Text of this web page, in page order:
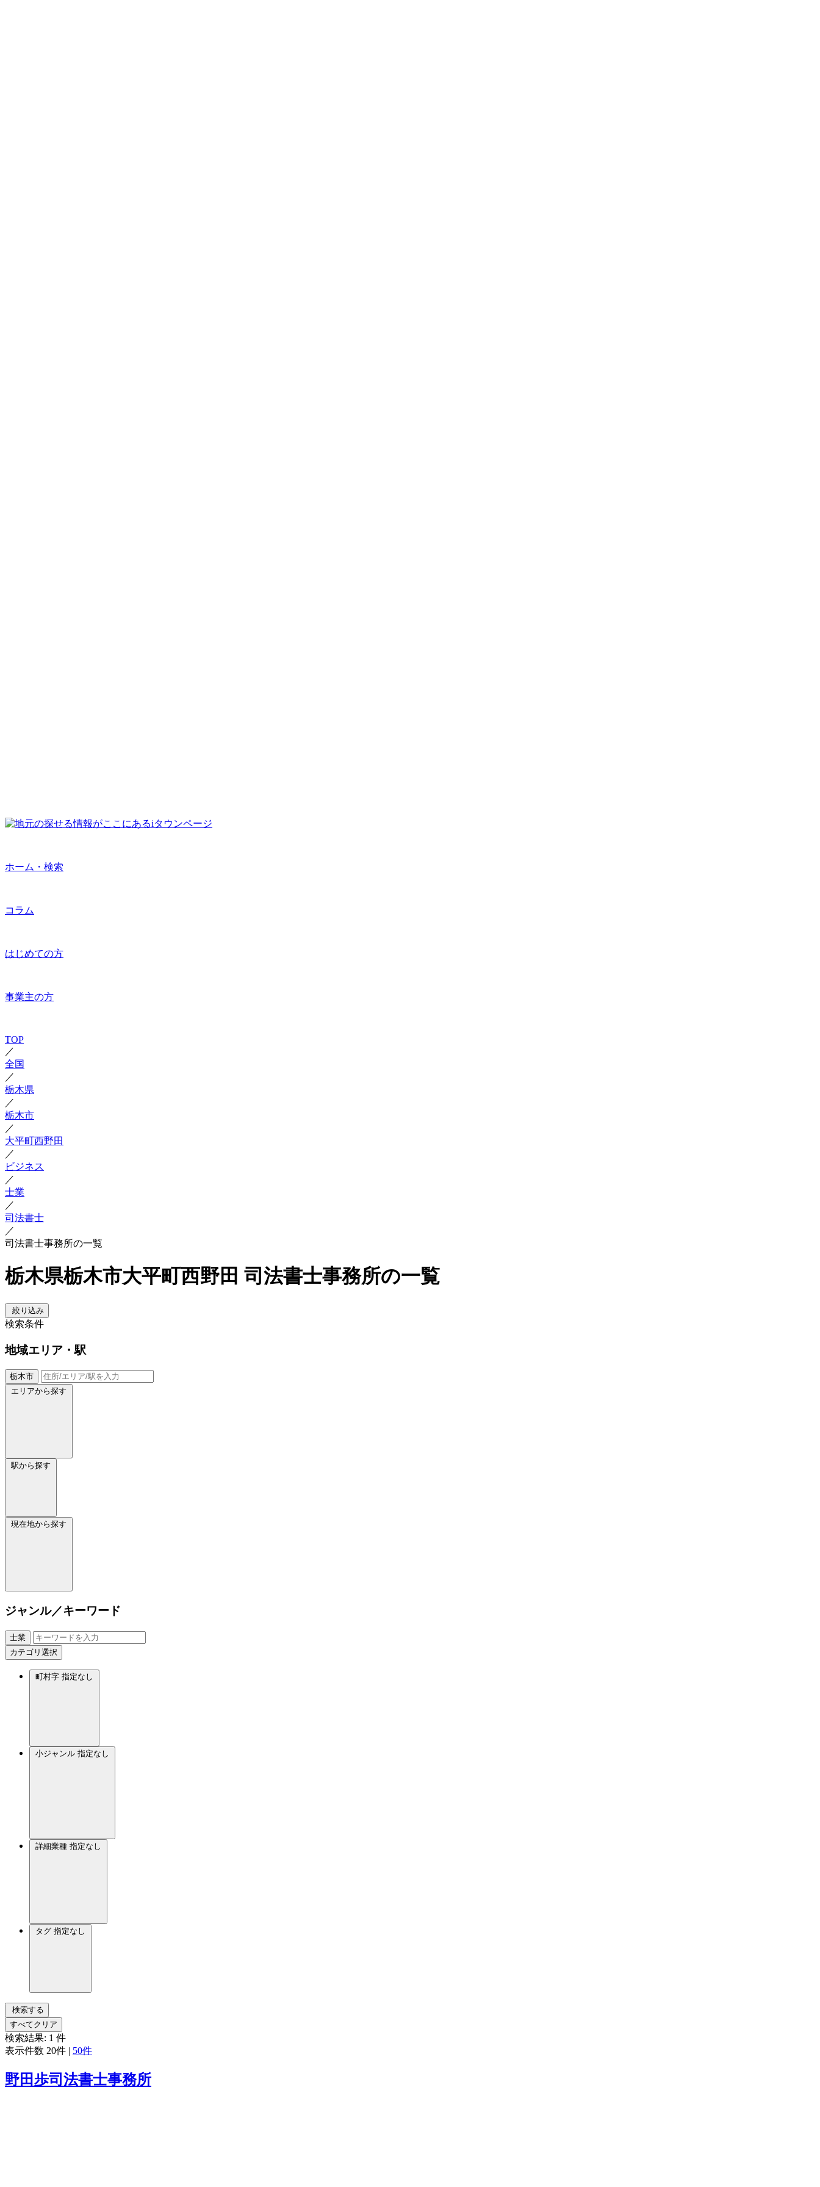
ホーム・検索
コラム
はじめての方
事業主の方
TOP
／
全国
／
栃木県
／
栃木市
／
大平町西野田
／
ビジネス
／
士業
／
司法書士
／
司法書士事務所の一覧
栃木県栃木市大平町西野田 司法書士事務所の一覧
絞り込み
検索条件
地域エリア・駅
栃木市
エリアから探す
駅から探す
現在地から探す
ジャンル／キーワード
士業
カテゴリ選択
町村字 指定なし
小ジャンル 指定なし
詳細業種 指定なし
タグ 指定なし
検索する
すべてクリア
検索結果: 1 件
表示件数 20件 | 50件
野田歩司法書士事務所